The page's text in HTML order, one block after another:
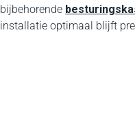
bijbehorende
installatie optimaal blijft